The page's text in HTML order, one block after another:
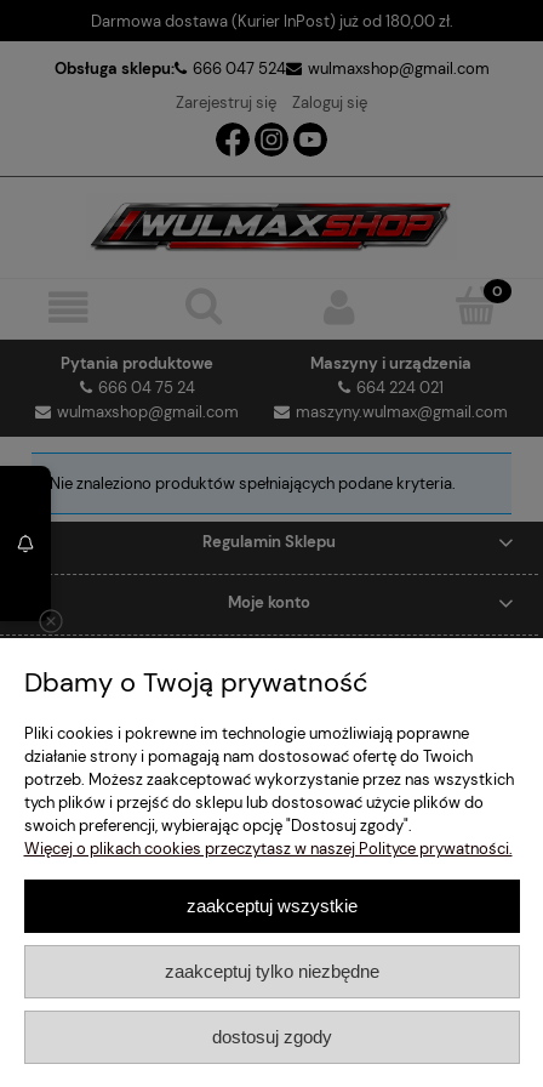
Darmowa dostawa (Kurier InPost) już od 180,00 zł.
Obsługa sklepu: 666 047 524
wulmaxshop@gmail.com
Zarejestruj się
Zaloguj się
Pytania produktowe
666 04 75 24
wulmaxshop@gmail.com
Maszyny i urządzenia
664 224 021
maszyny.wulmax@gmail.com
Nie znaleziono produktów spełniających podane kryteria.
Regulamin Sklepu
Moje konto
Szybki Kontakt
pokaż pełną wersję strony
Sklep internetowy Shoper.pl
Dbamy o Twoją prywatność
Pliki cookies i pokrewne im technologie umożliwiają poprawne
działanie strony i pomagają nam dostosować ofertę do Twoich
potrzeb. Możesz zaakceptować wykorzystanie przez nas wszystkich
tych plików i przejść do sklepu lub dostosować użycie plików do
swoich preferencji, wybierając opcję "Dostosuj zgody".
Więcej o plikach cookies przeczytasz w naszej Polityce prywatności.
zaakceptuj tylko niezbędne
dostosuj zgody
zaakceptuj wszystkie